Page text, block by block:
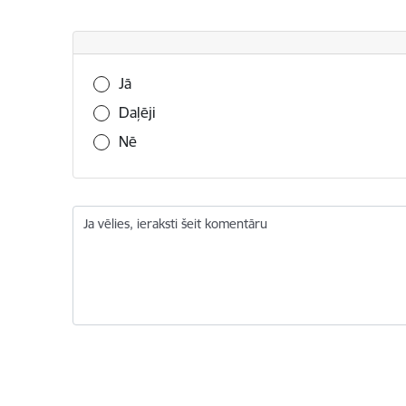
Vai šī informācija bija noderīga?
Jā
Daļēji
Nē
Ja vēlies, ieraksti šeit komentāru